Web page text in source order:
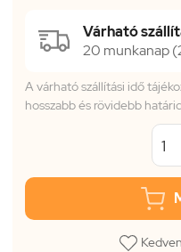
Várható
20 munkanap
A várható szállítási idő
hosszabb és rövidebb